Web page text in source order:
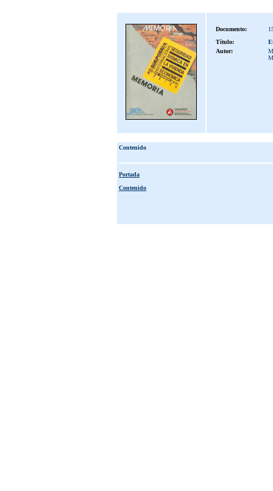
Documento:
Título:
Autor:
Contenido
Portada
Contenido